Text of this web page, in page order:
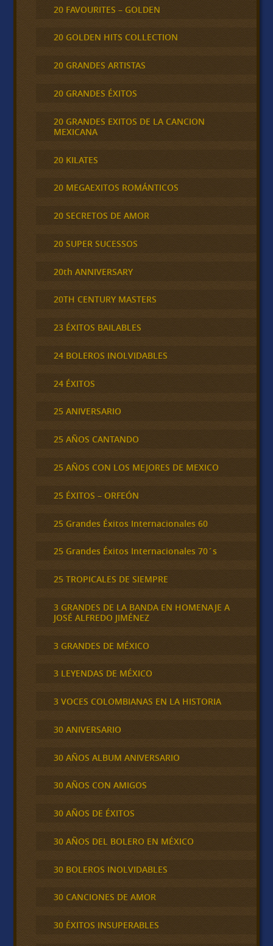
20 FAVOURITES – GOLDEN
20 GOLDEN HITS COLLECTION
20 GRANDES ARTISTAS
20 GRANDES ÉXITOS
20 GRANDES EXITOS DE LA CANCION
MEXICANA
20 KILATES
20 MEGAEXITOS ROMÁNTICOS
20 SECRETOS DE AMOR
20 SUPER SUCESSOS
20th ANNIVERSARY
20TH CENTURY MASTERS
23 ÉXITOS BAILABLES
24 BOLEROS INOLVIDABLES
24 ÉXITOS
25 ANIVERSARIO
25 AÑOS CANTANDO
25 AÑOS CON LOS MEJORES DE MEXICO
25 ÉXITOS – ORFEÓN
25 Grandes Éxitos Internacionales 60
25 Grandes Éxitos Internacionales 70´s
25 TROPICALES DE SIEMPRE
3 GRANDES DE LA BANDA EN HOMENAJE A
JOSÉ ALFREDO JIMÉNEZ
3 GRANDES DE MÉXICO
3 LEYENDAS DE MÉXICO
3 VOCES COLOMBIANAS EN LA HISTORIA
30 ANIVERSARIO
30 AÑOS ALBUM ANIVERSARIO
30 AÑOS CON AMIGOS
30 AÑOS DE ÉXITOS
30 AÑOS DEL BOLERO EN MÉXICO
30 BOLEROS INOLVIDABLES
30 CANCIONES DE AMOR
30 ÉXITOS INSUPERABLES